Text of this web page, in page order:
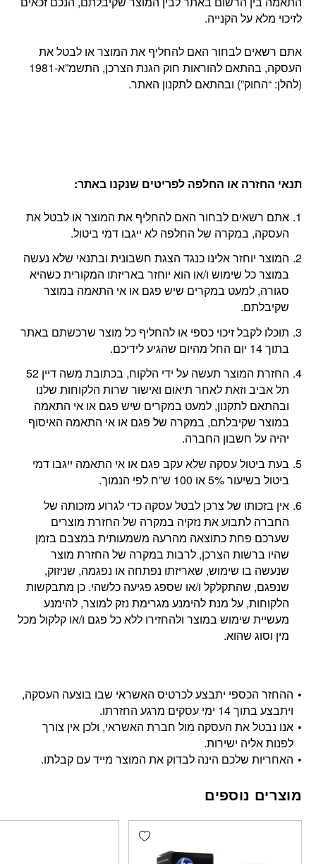
לזיכוי מלא על הקנייה.
אתם רשאים לבחור האם להחליף את המוצר או לבטל את
העסקה, בהתאם להוראות חוק הגנת הצרכן, התשמ”א-1981
(להלן: “החוק”) ובהתאם לתקנון האתר.
תנאי החזרה או החלפה לפריטים שנקנו באתר:
אתם רשאים לבחור האם להחליף את המוצר או לבטל את
העסקה, במקרה של החלפה לא ייגבו דמי ביטול.
המוצר יוחזר אלינו כנגד הצגת חשבונית ובתנאי שלא נעשה
במוצר כל שימוש ו/או הוא יוחזר באריזתו המקורית כשהיא
סגורה, למעט במקרים שיש פגם או אי התאמה במוצר
שקיבלתם.
תוכלו לקבל זיכוי כספי או להחליף כל מוצר שרכשתם באתר
בתוך 14 יום החל מהיום שהגיע לידיכם.
החזרת המוצר תעשה על ידי הלקוח, בכתובת משה דיין 52
תל אביב וזאת לאחר תיאום ואישור שרות הלקוחות שלנו
ובהתאם לתקנון, למעט במקרים שיש פגם או אי התאמה
במוצר שקיבלתם, במקרה של פגם או אי התאמה האיסוף
יהיה על חשבון החברה.
בעת ביטול עסקה שלא עקב פגם או אי התאמה ייגבו דמי
ביטול בשיעור 5% או 100 ש”ח לפי הנמוך.
אין בזכותו של צרכן לבטל עסקה כדי לגרוע מזכותה של
החברה לתבוע את נזקיה במקרה של החזרת מוצרים
שערכם פחת כתוצאה מהרעה משמעותית במצבם בזמן
שהיו ברשות הצרכן, לרבות במקרה של החזרת מוצר
שנעשה בו שימוש, שאריזתו נפתחה או נפגמה, שניזוק,
שנפגם, שהתקלקל ו/או שספג פגיעה כלשהי. כן מתבקשות
הלקוחות, על מנת להימנע מגרימת נזק למוצר, להימנע
מעשיית שימוש במוצר ולהחזירו ללא כל פגם ו/או קלקול מכל
מין וסוג שהוא.
ההחזר הכספי יתבצע לכרטיס האשראי שבו בוצעה העסקה,
ויתבצע בתוך 14 ימי עסקים מרגע החזרתו.
אנו נבטל את העסקה מול חברת האשראי, ולכן אין צורך
לפנות אליה ישירות.
האחריות שלכם הינה לבדוק את המוצר מייד עם קבלתו.
מוצרים נוספים
Add wishlist